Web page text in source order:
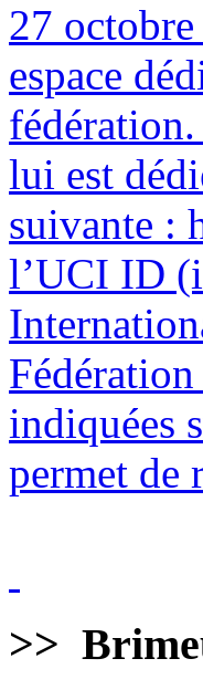
27
espace
lui est
suivante :
l’UCI ID
indiquées
permet de
>>